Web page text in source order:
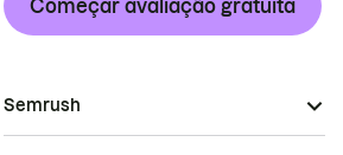
Começar avaliação gratuita
Semrush